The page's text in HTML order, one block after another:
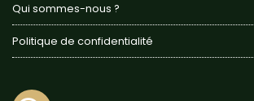
Qui sommes-nous ?
Politique de confidentialité